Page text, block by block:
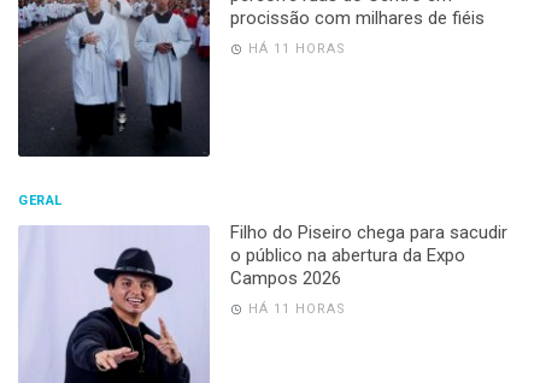
procissão com milhares de fiéis
HÁ 11 HORAS
GERAL
Filho do Piseiro chega para sacudir
o público na abertura da Expo
Campos 2026
HÁ 11 HORAS